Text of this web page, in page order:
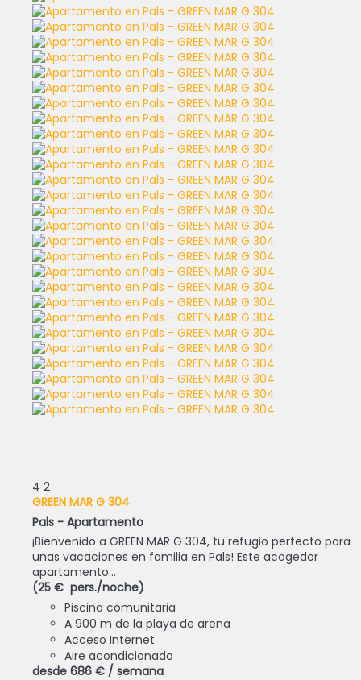
4 2
GREEN MAR G 304
Pals - Apartamento
¡Bienvenido a GREEN MAR G 304, tu refugio perfecto para
unas vacaciones en familia en Pals! Este acogedor
apartamento...
(25 € pers./noche)
Piscina comunitaria
A 900 m de la playa de arena
Acceso Internet
Aire acondicionado
desde 686 € / semana